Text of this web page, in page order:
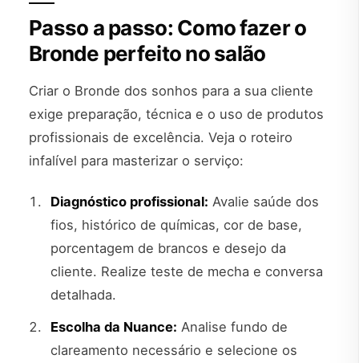
Passo a passo: Como fazer o
Bronde perfeito no salão
Criar o Bronde dos sonhos para a sua cliente
exige preparação, técnica e o uso de produtos
profissionais de excelência. Veja o roteiro
infalível para masterizar o serviço:
Diagnóstico profissional: Avalie saúde dos
fios, histórico de químicas, cor de base,
porcentagem de brancos e desejo da
cliente. Realize teste de mecha e conversa
detalhada.
Escolha da Nuance: Analise fundo de
clareamento necessário e selecione os